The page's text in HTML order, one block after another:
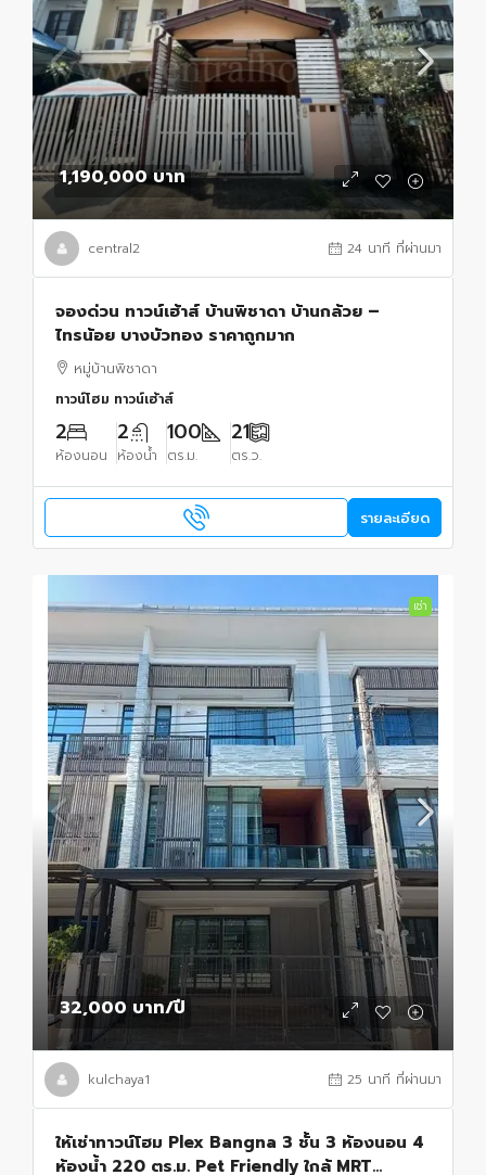
1,190,000 บาท
central2 24 นาที ที่ผ่านมา
จองด่วน ทาวน์เฮ้าส์ บ้านพิชาดา บ้านกล้วย –
ไทรน้อย บางบัวทอง ราคาถูกมาก
หมู่บ้านพิชาดา
ทาวน์โฮม ทาวน์เฮ้าส์
2
ห้องนอน
2
ห้องน้ำ
100
ตร.ม.
21
ตร.ว.
รายละเอียด
เช่า
32,000 บาท/ปี
kulchaya1 25 นาที ที่ผ่านมา
ให้เช่าทาวน์โฮม Plex Bangna 3 ชั้น 3 ห้องนอน 4
ห้องน้ำ 220 ตร.ม. Pet Friendly ใกล้ MRT